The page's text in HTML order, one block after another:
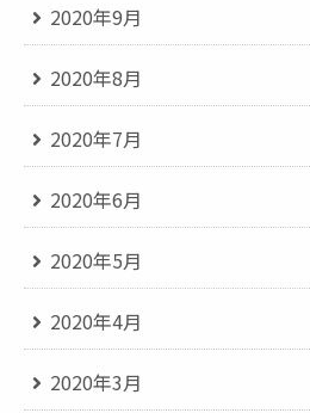
2020年9月
2020年8月
2020年7月
2020年6月
2020年5月
2020年4月
2020年3月